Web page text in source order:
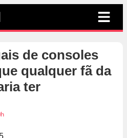
de consoles
qualquer fã da
ter